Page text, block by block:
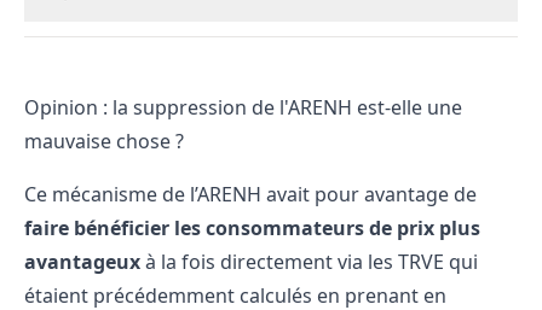
Opinion : la suppression de l'ARENH est-elle une
mauvaise chose ?
Ce mécanisme de l’ARENH avait pour avantage de
faire bénéficier les consommateurs de prix plus
avantageuxà la fois directement via les TRVE qui
étaient précédemment calculés en prenant en